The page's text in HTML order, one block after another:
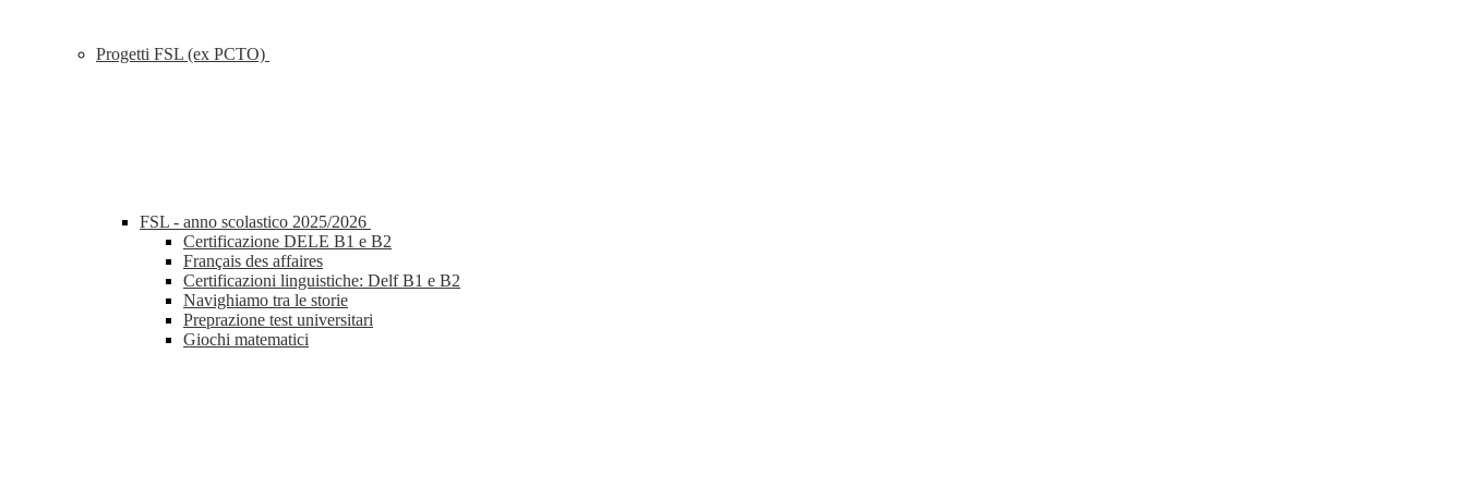
Progetti FSL (ex PCTO)
FSL - anno scolastico 2025/2026
Certificazione DELE B1 e B2
Français des affaires
Certificazioni linguistiche: Delf B1 e B2
Navighiamo tra le storie
Preprazione test universitari
Giochi matematici